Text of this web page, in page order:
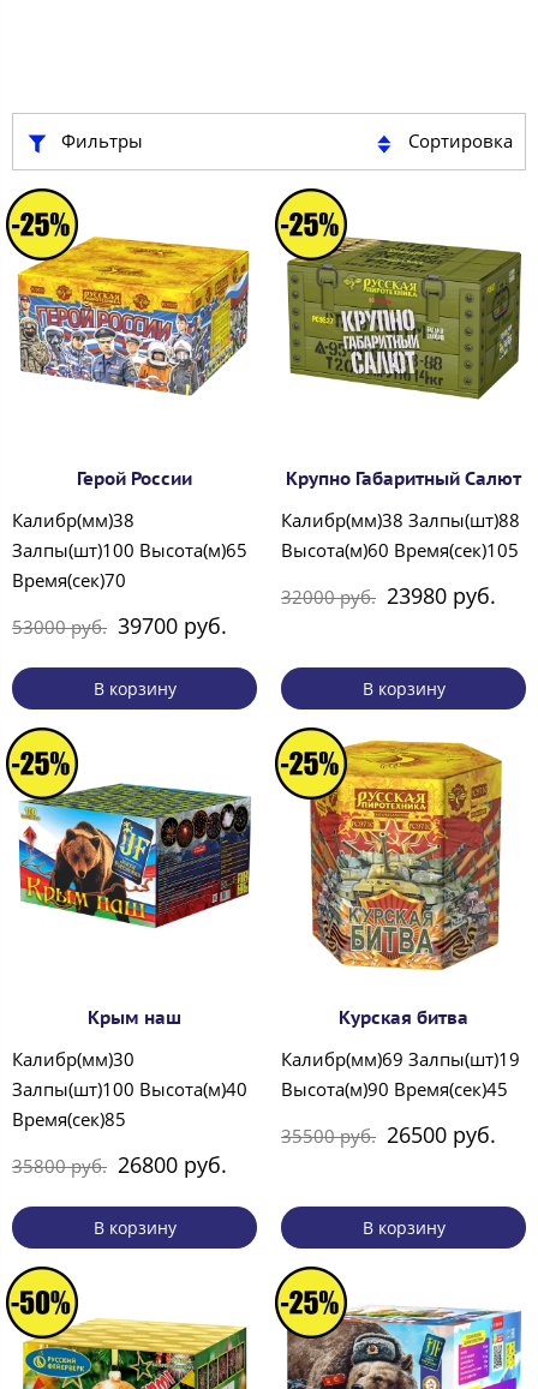
Фильтры Сортировка
Герой России
Калибр(мм)38
Залпы(шт)100 Высота(м)65
Время(сек)70
53000 руб. 39700 руб.
В корзину
Крупно Габаритный Салют
Калибр(мм)38 Залпы(шт)88
Высота(м)60 Время(сек)105
32000 руб. 23980 руб.
В корзину
Крым наш
Калибр(мм)30
Залпы(шт)100 Высота(м)40
Время(сек)85
35800 руб. 26800 руб.
В корзину
Курская битва
Калибр(мм)69 Залпы(шт)19
Высота(м)90 Время(сек)45
35500 руб. 26500 руб.
В корзину